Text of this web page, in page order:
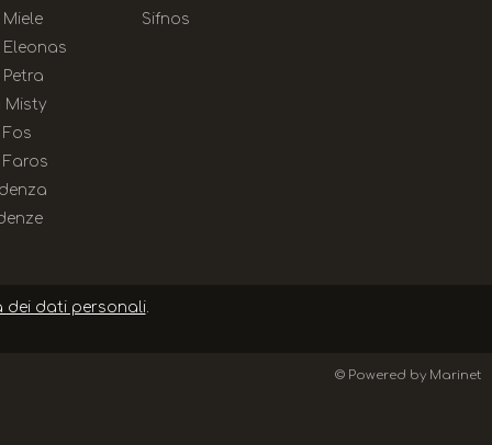
Miele
Eleonas
Petra
Misty
Fos
Faros
Sifnos
dei dati personali.
© Powered by Marinet